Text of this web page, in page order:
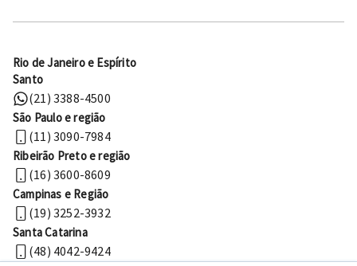
Rio de Janeiro e Espírito
Santo
(21) 3388-4500
São Paulo e região
(11) 3090-7984
Ribeirão Preto e região
(16) 3600-8609
Campinas e Região
(19) 3252-3932
Santa Catarina
(48) 4042-9424